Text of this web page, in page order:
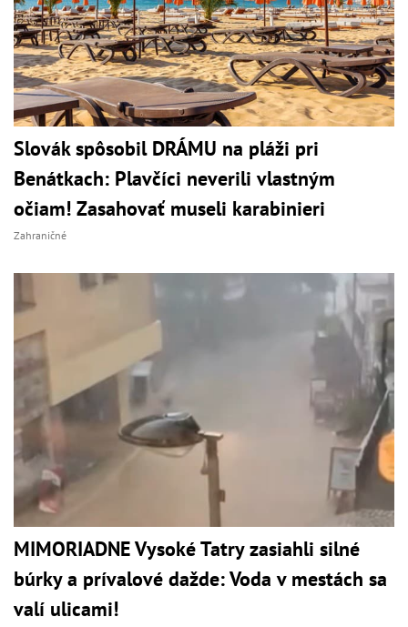
Slovák spôsobil DRÁMU na pláži pri
Benátkach: Plavčíci neverili vlastným
očiam! Zasahovať museli karabinieri
Zahraničné
MIMORIADNE Vysoké Tatry zasiahli silné
búrky a prívalové dažde: Voda v mestách sa
valí ulicami!